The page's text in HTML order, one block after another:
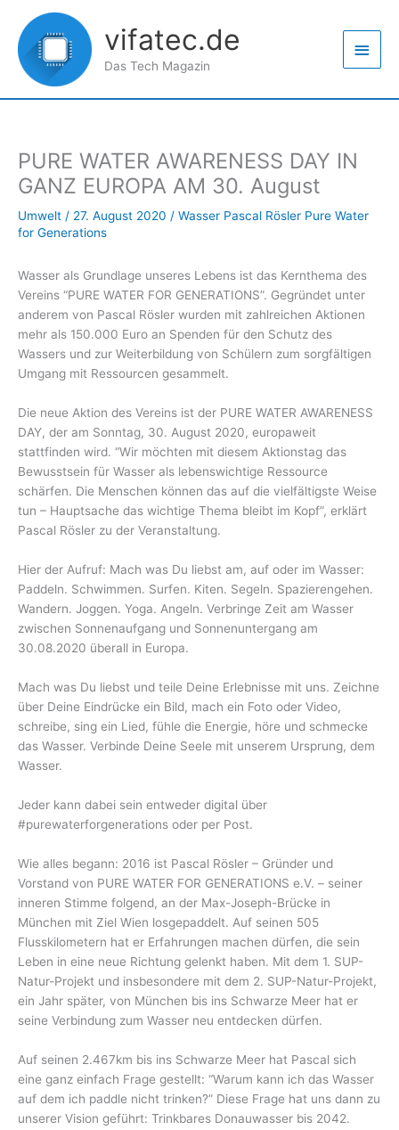
Inhalt
springen
vifatec.de
Das Tech Magazin
PURE WATER AWARENESS DAY IN
GANZ EUROPA AM 30. August
Umwelt / 27. August 2020 / Wasser Pascal Rösler Pure Water
for Generations
Wasser als Grundlage unseres Lebens ist das Kernthema des
Vereins “PURE WATER FOR GENERATIONS”. Gegründet unter
anderem von Pascal Rösler wurden mit zahlreichen Aktionen
mehr als 150.000 Euro an Spenden für den Schutz des
Wassers und zur Weiterbildung von Schülern zum sorgfältigen
Umgang mit Ressourcen gesammelt.
Die neue Aktion des Vereins ist der PURE WATER AWARENESS
DAY, der am Sonntag, 30. August 2020, europaweit
stattfinden wird. “Wir möchten mit diesem Aktionstag das
Bewusstsein für Wasser als lebenswichtige Ressource
schärfen. Die Menschen können das auf die vielfältigste Weise
tun – Hauptsache das wichtige Thema bleibt im Kopf”, erklärt
Pascal Rösler zu der Veranstaltung.
Hier der Aufruf: Mach was Du liebst am, auf oder im Wasser:
Paddeln. Schwimmen. Surfen. Kiten. Segeln. Spazierengehen.
Wandern. Joggen. Yoga. Angeln. Verbringe Zeit am Wasser
zwischen Sonnenaufgang und Sonnenuntergang am
30.08.2020 überall in Europa.
Mach was Du liebst und teile Deine Erlebnisse mit uns. Zeichne
über Deine Eindrücke ein Bild, mach ein Foto oder Video,
schreibe, sing ein Lied, fühle die Energie, höre und schmecke
das Wasser. Verbinde Deine Seele mit unserem Ursprung, dem
Wasser.
Jeder kann dabei sein entweder digital über
#purewaterforgenerations oder per Post.
Wie alles begann: 2016 ist Pascal Rösler – Gründer und
Vorstand von PURE WATER FOR GENERATIONS e.V. – seiner
inneren Stimme folgend, an der Max-Joseph-Brücke in
München mit Ziel Wien losgepaddelt. Auf seinen 505
Flusskilometern hat er Erfahrungen machen dürfen, die sein
Leben in eine neue Richtung gelenkt haben. Mit dem 1. SUP-
Natur-Projekt und insbesondere mit dem 2. SUP-Natur-Projekt,
ein Jahr später, von München bis ins Schwarze Meer hat er
seine Verbindung zum Wasser neu entdecken dürfen.
Auf seinen 2.467km bis ins Schwarze Meer hat Pascal sich
eine ganz einfach Frage gestellt: “Warum kann ich das Wasser
auf dem ich paddle nicht trinken?” Diese Frage hat uns dann zu
unserer Vision geführt: Trinkbares Donauwasser bis 2042.